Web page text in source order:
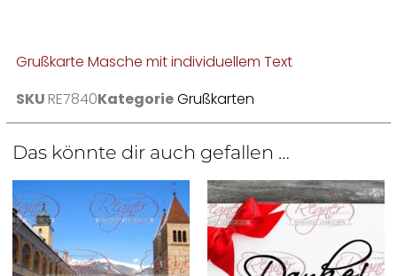
Grußkarte Masche mit individuellem Text
SKU RE7840KategorieGrußkarten
Das könnte dir auch gefallen …